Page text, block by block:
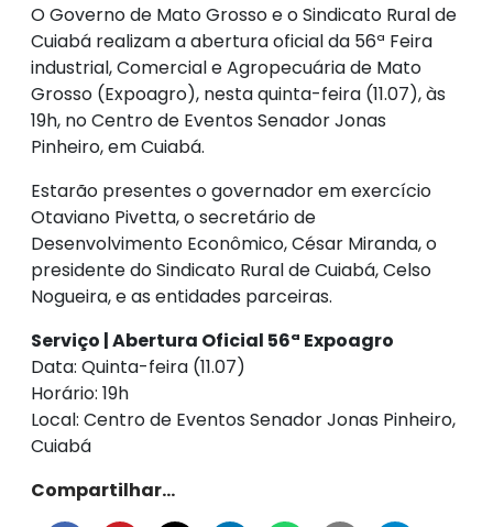
O Governo de Mato Grosso e o Sindicato Rural de
Cuiabá realizam a abertura oficial da 56ª Feira
industrial, Comercial e Agropecuária de Mato
Grosso (Expoagro), nesta quinta-feira (11.07), às
19h, no Centro de Eventos Senador Jonas
Pinheiro, em Cuiabá.
Estarão presentes o governador em exercício
Otaviano Pivetta, o secretário de
Desenvolvimento Econômico, César Miranda, o
presidente do Sindicato Rural de Cuiabá, Celso
Nogueira, e as entidades parceiras.
Serviço | Abertura Oficial 56ª Expoagro
Data: Quinta-feira (11.07)
Horário: 19h
Local: Centro de Eventos Senador Jonas Pinheiro,
Cuiabá
Compartilhar…